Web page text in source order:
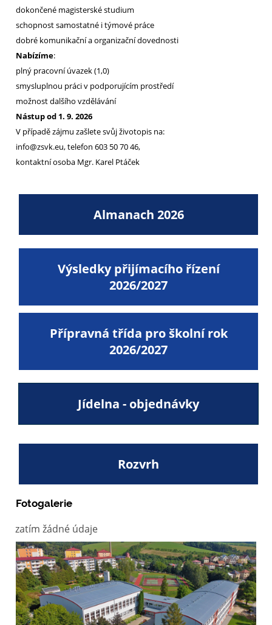
dokončené magisterské studium
schopnost samostatné i týmové práce
dobré komunikační a organizační dovednosti
Nabízíme:
plný pracovní úvazek (1,0)
smysluplnou práci v podporujícím prostředí
možnost dalšího vzdělávání
Nástup od 1. 9. 2026
V případě zájmu zašlete svůj životopis na:
info@zsvk.eu, telefon 603 50 70 46,
kontaktní osoba Mgr. Karel Ptáček
Almanach 2026
Výsledky přijímacího řízení
2026/2027
Přípravná třída pro školní rok
2026/2027
Jídelna - objednávky
Rozvrh
Fotogalerie
zatím žádné údaje